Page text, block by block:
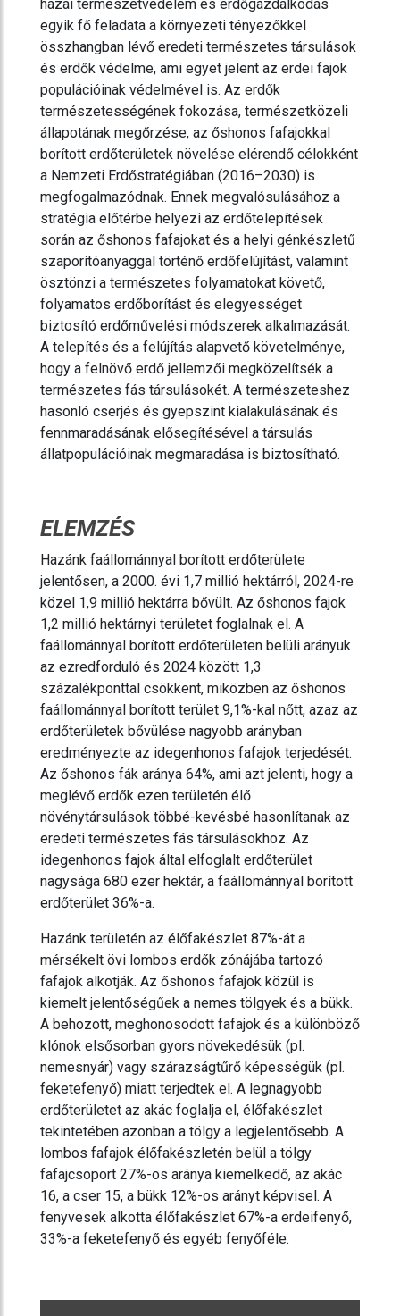
hazai természetvédelem és erdőgazdálkodás
egyik fő feladata a környezeti tényezőkkel
összhangban lévő eredeti természetes társulások
és erdők védelme, ami egyet jelent az erdei fajok
populációinak védelmével is. Az erdők
természetességének fokozása, természetközeli
állapotának megőrzése, az őshonos fafajokkal
borított erdőterületek növelése elérendő célokként
a Nemzeti Erdőstratégiában (2016–2030) is
megfogalmazódnak. Ennek megvalósulásához a
stratégia előtérbe helyezi az erdőtelepítések
során az őshonos fafajokat és a helyi génkészletű
szaporítóanyaggal történő erdőfelújítást, valamint
ösztönzi a természetes folyamatokat követő,
folyamatos erdőborítást és elegyességet
biztosító erdőművelési módszerek alkalmazását.
A telepítés és a felújítás alapvető követelménye,
hogy a felnövő erdő jellemzői megközelítsék a
természetes fás társulásokét. A természeteshez
hasonló cserjés és gyepszint kialakulásának és
fennmaradásának elősegítésével a társulás
állatpopulációinak megmaradása is biztosítható.
ELEMZÉS
Hazánk faállománnyal borított erdőterülete
jelentősen, a 2000. évi 1,7 millió hektárról, 2024-re
közel 1,9 millió hektárra bővült. Az őshonos fajok
1,2 millió hektárnyi területet foglalnak el. A
faállománnyal borított erdőterületen belüli arányuk
az ezredforduló és 2024 között 1,3
százalékponttal csökkent, miközben az őshonos
faállománnyal borított terület 9,1%-kal nőtt, azaz az
erdőterületek bővülése nagyobb arányban
eredményezte az idegenhonos fafajok terjedését.
Az őshonos fák aránya 64%, ami azt jelenti, hogy a
meglévő erdők ezen területén élő
növénytársulások többé-kevésbé hasonlítanak az
eredeti természetes fás társulásokhoz. Az
idegenhonos fajok által elfoglalt erdőterület
nagysága 680 ezer hektár, a faállománnyal borított
erdőterület 36%-a.
Hazánk területén az élőfakészlet 87%-át a
mérsékelt övi lombos erdők zónájába tartozó
fafajok alkotják. Az őshonos fafajok közül is
kiemelt jelentőségűek a nemes tölgyek és a bükk.
A behozott, meghonosodott fafajok és a különböző
klónok elsősorban gyors növekedésük (pl.
nemesnyár) vagy szárazságtűrő képességük (pl.
feketefenyő) miatt terjedtek el. A legnagyobb
erdőterületet az akác foglalja el, élőfakészlet
tekintetében azonban a tölgy a legjelentősebb. A
lombos fafajok élőfakészletén belül a tölgy
fafajcsoport 27%-os aránya kiemelkedő, az akác
16, a cser 15, a bükk 12%-os arányt képvisel. A
fenyvesek alkotta élőfakészlet 67%-a erdeifenyő,
33%-a feketefenyő és egyéb fenyőféle.